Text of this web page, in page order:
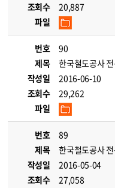
조회수
20,887
파일
번호
90
제목
한국철도공사
작성일
2016-06-10
조회수
29,262
파일
번호
89
제목
한국철도공사
작성일
2016-05-04
조회수
27,058